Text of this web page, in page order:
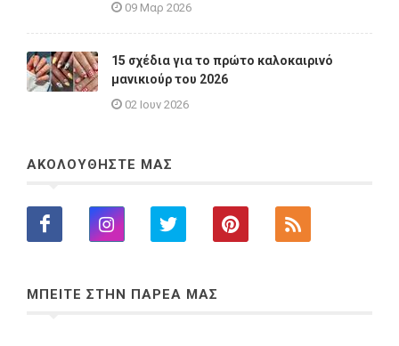
09 Μαρ 2026
15 σχέδια για το πρώτο καλοκαιρινό
μανικιούρ του 2026
02 Ιουν 2026
ΑΚΟΛΟΥΘΗΣΤΕ ΜΑΣ
ΜΠΕΙΤΕ ΣΤΗΝ ΠΑΡΕΑ ΜΑΣ